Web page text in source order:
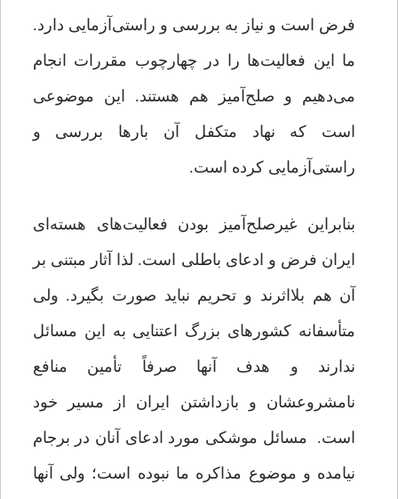
فرض است و نیاز به بررسی و راستی‌آزمایی دارد.
ما این فعالیت‌ها را در چهارچوب مقررات انجام
می‌دهیم و صلح‌آمیز هم هستند. این موضوعی
است که نهاد متکفل آن بارها بررسی و
راستی‌آزمایی کرده است.
بنابراین غیرصلح‌آمیز بودن فعالیت‌های هسته‌ای
ایران فرض و ادعای باطلی است. لذا آثار مبتنی بر
آن هم بلااثرند و تحریم نباید صورت بگیرد. ولی
متأسفانه کشورهای بزرگ اعتنایی به این مسائل
ندارند و هدف آنها صرفاً تأمین منافع
نامشروعشان و بازداشتن ایران از مسیر خود
است. مسائل موشکی مورد ادعای آنان در برجام
نیامده و موضوع مذاکره ما نبوده است؛ ولی آنها